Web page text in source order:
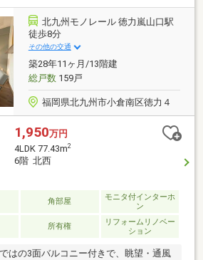
北九州モノレール 徳力嵐山口駅
徒歩8分
その他の交通
築28年11ヶ月/13階建
総戸数159戸
福岡県北九州市小倉南区徳力４
1,950万円
4LDK 77.43m2
6階 北西
角部屋
モニタ付インターホ
ン
所有権
リフォームリノベー
ション
はの3面バルコニー付きで、眺望・通風